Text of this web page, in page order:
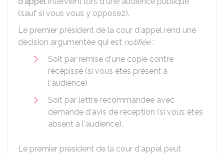
(sauf si vous vous y opposez).
Le premier président de la cour d'appel rend une
décision argumentée qui est notifiée:
Soit par remise d'une copie contre
récépissé (si vous êtes présent à
l'audience)
Soit par lettre recommandée avec
demande d'avis de réception (si vous êtes
absent à l'audience).
Le premier président de la cour d'appel peut